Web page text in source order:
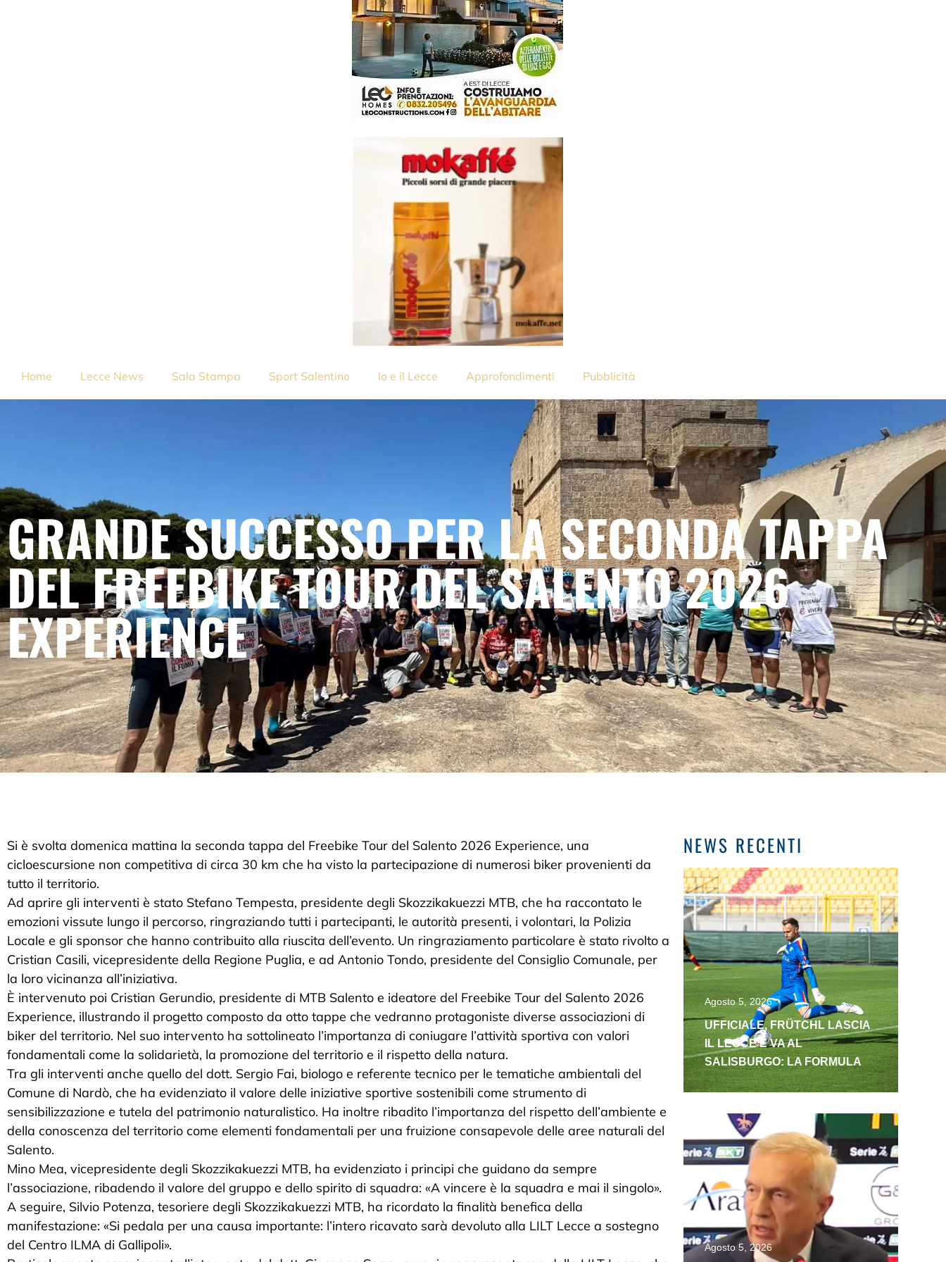
Home Lecce News Sala Stampa Sport Salentino Io e il Lecce Approfondimenti Pubblicità
GRANDE SUCCESSO PER LA SECONDA TAPPA
DEL FREEBIKE TOUR DEL SALENTO 2026
EXPERIENCE
Si è svolta domenica mattina la seconda tappa del Freebike Tour del Salento 2026 Experience, una
cicloescursione non competitiva di circa 30 km che ha visto la partecipazione di numerosi biker provenienti da
tutto il territorio.
Ad aprire gli interventi è stato Stefano Tempesta, presidente degli Skozzikakuezzi MTB, che ha raccontato le
emozioni vissute lungo il percorso, ringraziando tutti i partecipanti, le autorità presenti, i volontari, la Polizia
Locale e gli sponsor che hanno contribuito alla riuscita dell’evento. Un ringraziamento particolare è stato rivolto a
Cristian Casili, vicepresidente della Regione Puglia, e ad Antonio Tondo, presidente del Consiglio Comunale, per
la loro vicinanza all’iniziativa.
È intervenuto poi Cristian Gerundio, presidente di MTB Salento e ideatore del Freebike Tour del Salento 2026
Experience, illustrando il progetto composto da otto tappe che vedranno protagoniste diverse associazioni di
biker del territorio. Nel suo intervento ha sottolineato l’importanza di coniugare l’attività sportiva con valori
fondamentali come la solidarietà, la promozione del territorio e il rispetto della natura.
Tra gli interventi anche quello del dott. Sergio Fai, biologo e referente tecnico per le tematiche ambientali del
Comune di Nardò, che ha evidenziato il valore delle iniziative sportive sostenibili come strumento di
sensibilizzazione e tutela del patrimonio naturalistico. Ha inoltre ribadito l’importanza del rispetto dell’ambiente e
della conoscenza del territorio come elementi fondamentali per una fruizione consapevole delle aree naturali del
Salento.
Mino Mea, vicepresidente degli Skozzikakuezzi MTB, ha evidenziato i principi che guidano da sempre
l’associazione, ribadendo il valore del gruppo e dello spirito di squadra: «A vincere è la squadra e mai il singolo».
A seguire, Silvio Potenza, tesoriere degli Skozzikakuezzi MTB, ha ricordato la finalità benefica della
manifestazione: «Si pedala per una causa importante: l’intero ricavato sarà devoluto alla LILT Lecce a sostegno
del Centro ILMA di Gallipoli».
NEWS RECENTI
Agosto 5, 2026
UFFICIALE, FRÜTCHL LASCIA
IL LECCE E VA AL
SALISBURGO: LA FORMULA
Agosto 5, 2026